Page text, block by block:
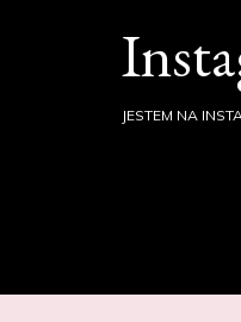
JESTEM NA